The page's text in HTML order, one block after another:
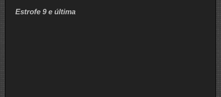
Estrofe 9 e última